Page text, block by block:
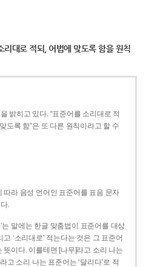
리대로 적되, 어법에 맞도록 함을 원칙
밝히고 있다. “표준어를 소리대로 적
도록 함”은 또 다른 원칙이라고 할 수
따라 음성 언어인 표준어를 표음 문자
.
는 말에는 한글 맞춤법이 표준어를 대상
‘소리대로’ 적는다는 것은 그 표준어
뜻이다. 이를테면 [나무]라고 소리 나는
고 소리 나는 표준어는 ‘달리다’로 적